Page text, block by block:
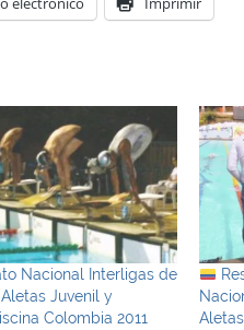
Nacional Interligas de
Juvenil y
Colombia 2011